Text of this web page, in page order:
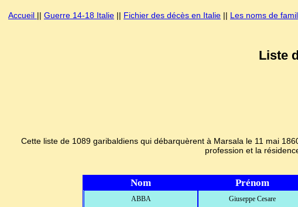
Accueil || Guerre 14-18 Italie || Fichier des décès en Italie || Les noms de
Liste
Cette liste de 1089 garibaldiens qui débarquèrent à Marsala le 11 mai
profession et la
Nom Prénom
ABBA Giuseppe Cesare